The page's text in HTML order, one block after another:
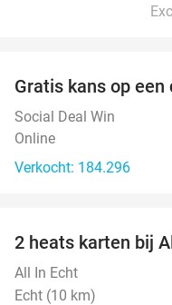
Gratis kans op
Social Deal Win
Online
Verkocht: 184.296
2 heats karten bij
All In Echt
Echt (10 km)